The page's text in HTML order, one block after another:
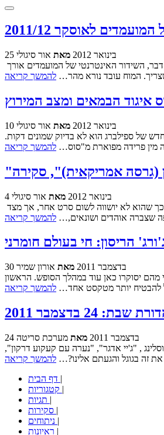
לאוסקר 2011/12
25 בינואר 2012 מאת אור סיגולי
המוח עובד נורא מהר… להמשך קריאה
10 בינואר 2012 מאת אור סיגולי
של ספילברג הוא לא בדיוק שמונים דקות.
מין פרידה מפוארת מ"סוס… להמשך קריאה
(גרסה אמריקאית)", סקירה
4 בינואר 2012 מאת אור סיגולי
שצברה אוהדים ושונאים,… להמשך קריאה
30 בדצמבר 2011 מאת אורון שמיר
לפחות חצי מהם יסוקרו כאן עוד במהלך הסופש. הראשון
להבטיח יותר מטקסט אחד… להמשך קריאה
שבת: 24 בדצמבר 2011
24 בדצמבר 2011 מאת מערכת סריטה
, "ג'יי אדגר", "נערה עם קעקוע דרקון",
זה בגוגל והגעתם אלינו?… להמשך קריאה
|
|
|
|
|
|